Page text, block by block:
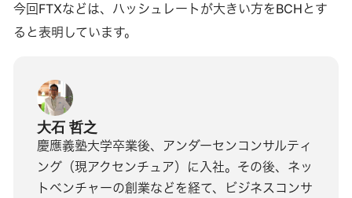
今回FTXなどは、ハッシュレートが大きい方をBCHとす
ると表明しています。
大石 哲之
慶應義塾大学卒業後、アンダーセンコンサルティ
ング（現アクセンチュア）に入社。その後、ネッ
トベンチャーの創業などを経て、ビジネスコンサ